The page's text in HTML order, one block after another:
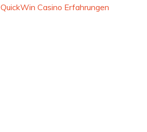
QuickWin Casino Erfahrungen